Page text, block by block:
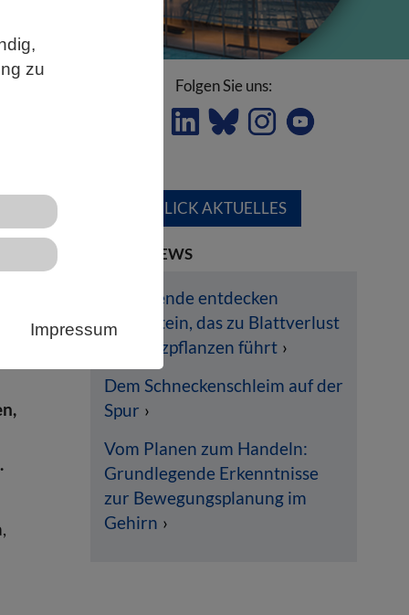
zu
Impressum
–
Folgen Sie uns:
ÜBERBLICK AKTUELLES
LETZTE NEWS
Forschende entdecken
Pilzprotein, das zu Blattverlust
bei Nutzpflanzen führt
Dem Schneckenschleim auf der
Spur
Vom Planen zum Handeln:
Grundlegende Erkenntnisse
zur Bewegungsplanung im
Gehirn